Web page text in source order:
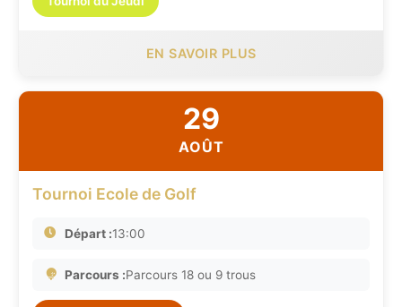
EN SAVOIR PLUS
29
AOÛT
Tournoi Ecole de Golf
Départ :13:00
Parcours :Parcours 18 ou 9 trous